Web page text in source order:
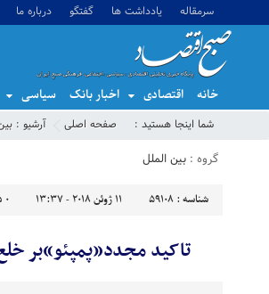
سرمقاله یادداشت ها گفتگو درباره ما
خانه اقتصادی اخبار بانک سیاسی
شما اینجا هستید : صفحه اصلی آرشیو :
گروه : بین الملل
شناسه : 59108 11 ژوئن 2018 - 13:37 0
تاکید مجدد«پمپئو»بر